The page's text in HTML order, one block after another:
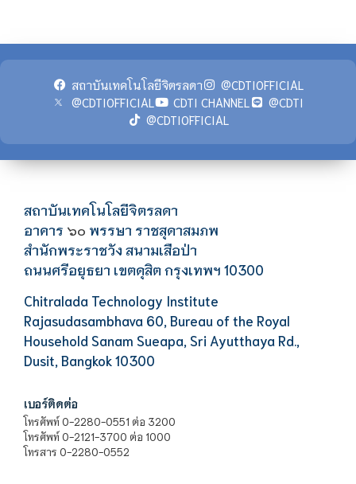
สถาบันเทคโนโลยีจิตรลดา
@CDTIOFFICIAL
@CDTIOFFICIAL
CDTI CHANNEL
@CDTI
@CDTIOFFICIAL
สถาบันเทคโนโลยีจิตรลดา
อาคาร ๖๐ พรรษา ราชสุดาสมภพ
สำนักพระราชวัง สนามเสือป่า
ถนนศรีอยุธยา เขตดุสิต กรุงเทพฯ 10300
Chitralada Technology Institute
Rajasudasambhava 60, Bureau of the Royal
Household Sanam Sueapa, Sri Ayutthaya Rd.,
Dusit, Bangkok 10300
เบอร์ติดต่อ
โทรศัพท์ 0-2280-0551 ต่อ 3200
โทรศัพท์ 0-2121-3700 ต่อ 1000
โทรสาร 0-2280-0552